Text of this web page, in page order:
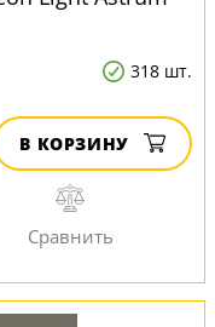
318 шт.
В КОРЗИНУ